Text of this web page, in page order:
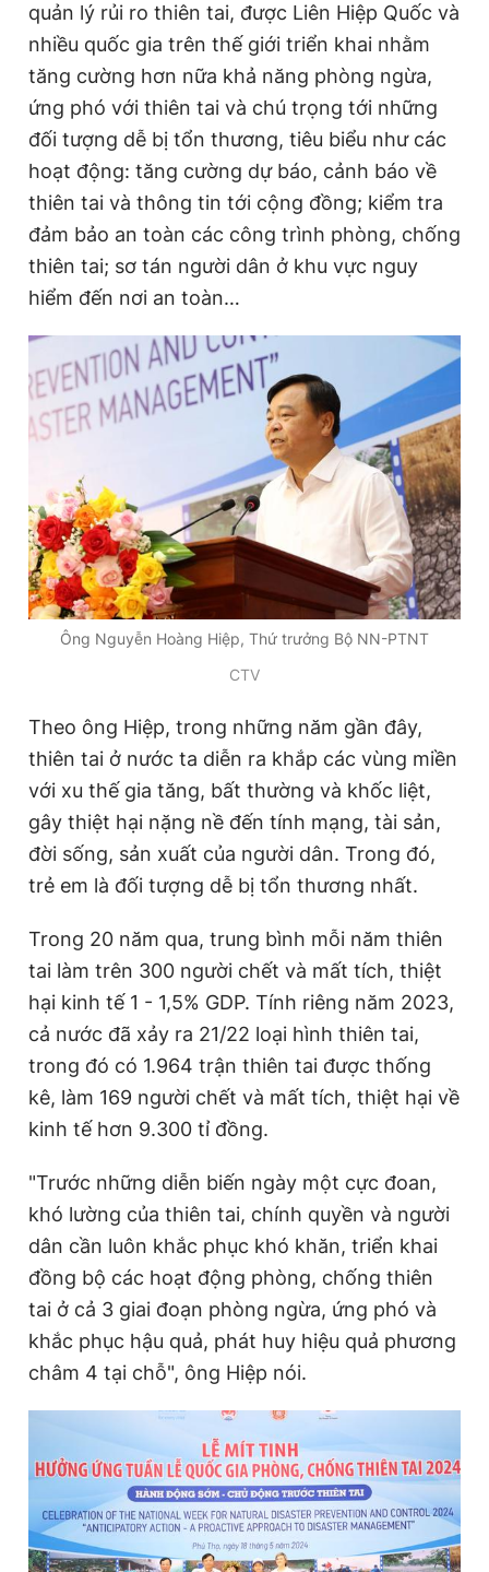
Thông tin tòa soạn Liên hệ quảng cáo
Đọc Thanh Niên trên điện thoại
Theo dõi báo trên
Hotline
0906 645 777
Liên hệ quảng cáo
0908 780 404
Tòa soạn Chính sách bảo
Tổng biên tập: Nguyễn Ngọc Toàn
Phó tổng biên tập thường trực: Hải Thành
Phó tổng biên tập: Lâm Hiếu Dũng
Phó tổng biên tập: Trần Việt Hưng
Tổng thư ký tòa soạn: Đức Trung
Giấy phép xuất bản số 110/GP - BTTTT cấp ngày 24.3.2020
© 2003-2026 Bản quyền thuộc về Báo Thanh Niên. Cấm sao
chép dưới mọi hình thức nếu không có sự chấp thuận bằng văn
bản. Phát triển bởi ePi Technologies, JSC.
quản lý rủi ro thiên tai, được Liên Hiệp Quốc và
nhiều quốc gia trên thế giới triển khai nhằm
tăng cường hơn nữa khả năng phòng ngừa,
ứng phó với thiên tai và chú trọng tới những
đối tượng dễ bị tổn thương, tiêu biểu như các
hoạt động: tăng cường dự báo, cảnh báo về
thiên tai và thông tin tới cộng đồng; kiểm tra
đảm bảo an toàn các công trình phòng, chống
thiên tai; sơ tán người dân ở khu vực nguy
hiểm đến nơi an toàn…
Ông Nguyễn Hoàng Hiệp, Thứ trưởng Bộ NN-PTNT
CTV
Theo ông Hiệp, trong những năm gần đây,
thiên tai ở nước ta diễn ra khắp các vùng miền
với xu thế gia tăng, bất thường và khốc liệt,
gây thiệt hại nặng nề đến tính mạng, tài sản,
đời sống, sản xuất của người dân. Trong đó,
trẻ em là đối tượng dễ bị tổn thương nhất.
Trong 20 năm qua, trung bình mỗi năm thiên
tai làm trên 300 người chết và mất tích, thiệt
hại kinh tế 1 - 1,5% GDP. Tính riêng năm 2023,
cả nước đã xảy ra 21/22 loại hình thiên tai,
trong đó có 1.964 trận thiên tai được thống
kê, làm 169 người chết và mất tích, thiệt hại về
kinh tế hơn 9.300 tỉ đồng.
"Trước những diễn biến ngày một cực đoan,
khó lường của thiên tai, chính quyền và người
dân cần luôn khắc phục khó khăn, triển khai
đồng bộ các hoạt động phòng, chống thiên
tai ở cả 3 giai đoạn phòng ngừa, ứng phó và
khắc phục hậu quả, phát huy hiệu quả phương
châm 4 tại chỗ", ông Hiệp nói.